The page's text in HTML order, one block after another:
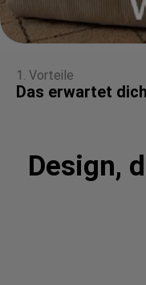
1. Vorteile
Das erwartet
Design,